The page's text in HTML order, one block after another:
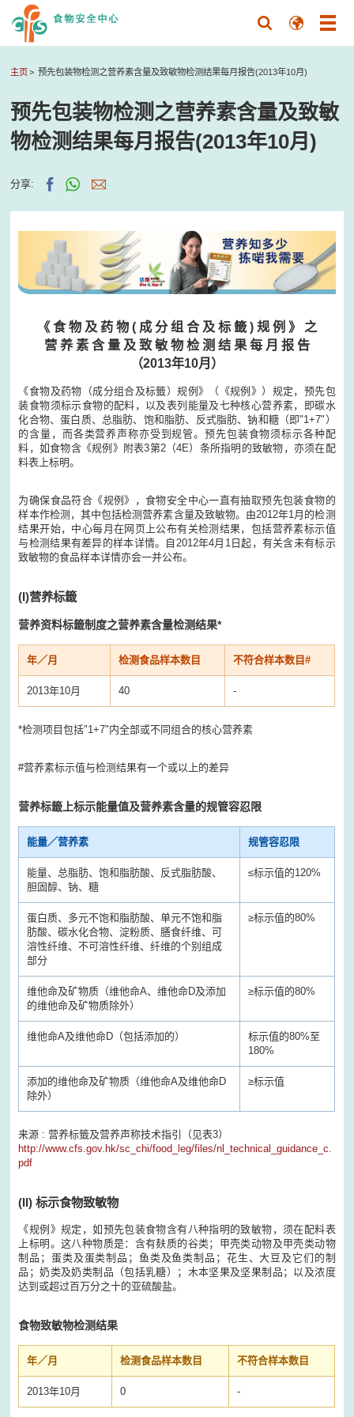
主页 预先包装物检测之营养素含量及致敏物检测结果每月报告(2013年10月)
预先包装物检测之营养素含量及致敏
物检测结果每月报告(2013年10月)
分享:
《 食 物 及 药 物 ( 成 分 组 合 及 标 籤 ) 规 例 》 之
营 养 素 含 量 及 致 敏 物 检 测 结 果 每 月 报 告
（2013年10月）
《食物及药物（成分组合及标籤）规例》（《规例》）规定，预先包
装食物须标示食物的配料，以及表列能量及七种核心营养素，即碳水
化合物、蛋白质、总脂肪、饱和脂肪、反式脂肪、钠和糖（即"1+7"）
的含量，而各类营养声称亦受到规管。预先包装食物须标示各种配
料，如食物含《规例》附表3第2（4E）条所指明的致敏物，亦须在配
料表上标明。
为确保食品符合《规例》，食物安全中心一直有抽取预先包装食物的
样本作检测，其中包括检测营养素含量及致敏物。由2012年1月的检测
结果开始，中心每月在网页上公布有关检测结果，包括营养素标示值
与检测结果有差异的样本详情。自2012年4月1日起，有关含未有标示
致敏物的食品样本详情亦会一并公布。
(I)营养标籤
营养资料标籤制度之营养素含量检测结果*
年／月 检测食品样本数目 不符合样本数目#
2013年10月 40 -
*检测项目包括"1+7"内全部或不同组合的核心营养素
#营养素标示值与检测结果有一个或以上的差异
营养标籤上标示能量值及营养素含量的规管容忍限
能量／营养素 规管容忍限
能量、总脂肪、饱和脂肪酸、反式脂肪酸、
胆固醇、钠、糖
≤标示值的120%
蛋白质、多元不饱和脂肪酸、单元不饱和脂
肪酸、碳水化合物、淀粉质、膳食纤维、可
溶性纤维、不可溶性纤维、纤维的个别组成
部分
≥标示值的80%
维他命及矿物质（维他命A、维他命D及添加
的维他命及矿物质除外）
≥标示值的80%
维他命A及维他命D（包括添加的）
标示值的80%至
180%
添加的维他命及矿物质（维他命A及维他命D
除外）
≥标示值
来源 : 营养标籤及营养声称技术指引（见表3）
http://www.cfs.gov.hk/sc_chi/food_leg/files/nl_technical_guidance_c.
pdf
(II)标示食物致敏物
《规例》规定，如预先包装食物含有八种指明的致敏物，须在配料表
上标明。这八种物质是：含有麸质的谷类；甲壳类动物及甲壳类动物
制品；蛋类及蛋类制品；鱼类及鱼类制品；花生、大豆及它们的制
品；奶类及奶类制品（包括乳糖）；木本坚果及坚果制品；以及浓度
达到或超过百万分之十的亚硫酸盐。
食物致敏物检测结果
年／月 检测食品样本数目 不符合样本数目
2013年10月 0 -